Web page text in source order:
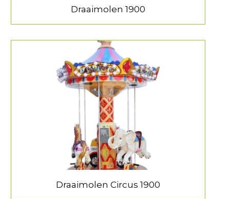
Draaimolen 1900
MEER INFORMATIE
Draaimolen Circus 1900